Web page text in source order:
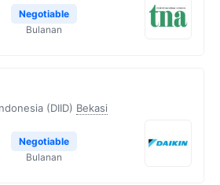
Negotiable
Bulanan
(DIID) Bekasi
Negotiable
Bulanan